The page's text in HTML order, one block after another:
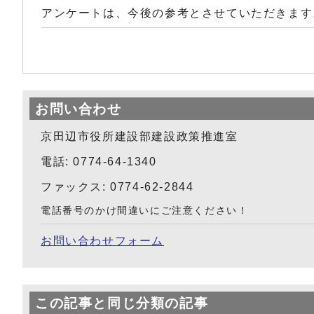
アンケートは、今後の参考とさせていただきま
お問い合わせ
京田辺市役所建設部建設政策推進室
電話: 0774-64-1340
ファックス: 0774-62-2844
電話番号のかけ間違いにご注意ください！
お問い合わせフォーム
この記事と同じ分類の記事